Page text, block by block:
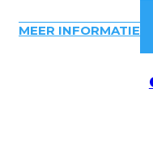
MEER INFORMATIE